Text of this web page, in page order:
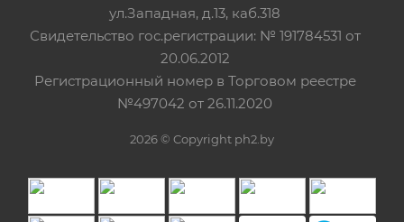
ул.Западная, д.13, каб.318
Свидетельство гос.регистрации: № 191784531 от
20.06.2012
Регистрационный номер в Торговом реестре
№497042 от 26.11.2020
2026 © Copyright ph2.by